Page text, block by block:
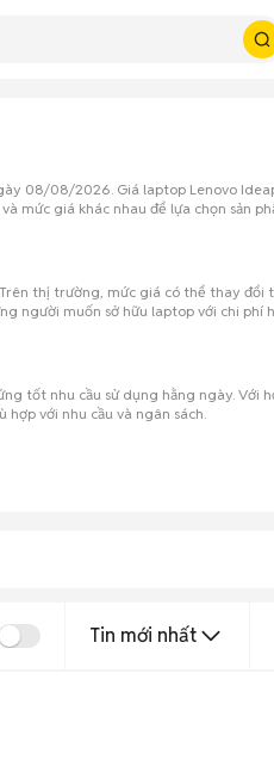
08/08/2026. Giá laptop Lenovo
giá khác nhau để lựa chọn sản
thị trường, mức giá có thể thay
người muốn sở hữu laptop với chi phí
tốt nhu cầu sử dụng hằng ngày.
với nhu cầu và ngân sách.
Tin mới nhất